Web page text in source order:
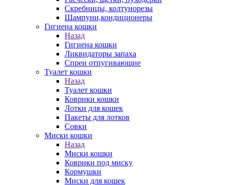
Скребницы, колтунорезы
Шампуни,кондиционеры
Гигиена кошки
Назад
Гигиена кошки
Ликвидаторы запаха
Спреи отпугивающие
Туалет кошки
Назад
Туалет кошки
Коврики кошки
Лотки для кошек
Пакеты для лотков
Совки
Миски кошки
Назад
Миски кошки
Коврики под миску
Кормушки
Миски для кошек